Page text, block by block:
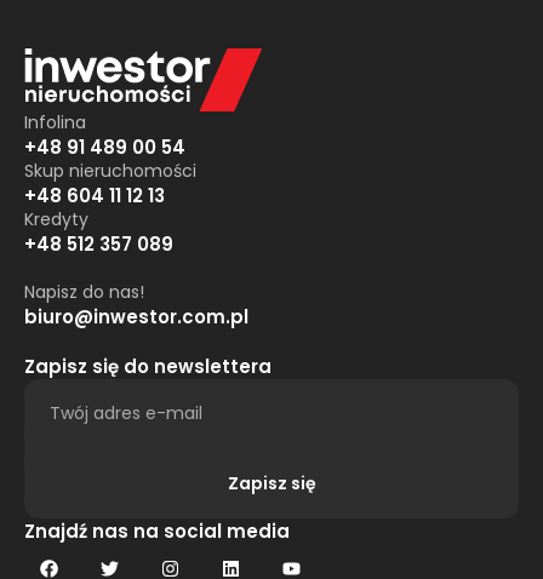
Infolina
+48 91 489 00 54
Skup nieruchomości
+48 604 11 12 13
Kredyty
+48 512 357 089
Napisz do nas!
biuro@inwestor.com.pl
Zapisz się do newslettera
Zapisz się
Alternative:
Znajdź nas na social media